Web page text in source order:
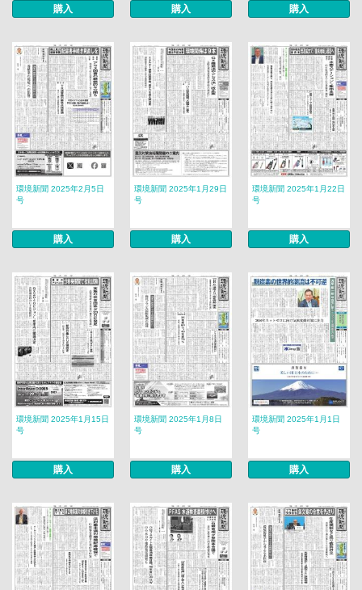
購入 購入 購入
環境新聞 2025年2月5日
号
購入
環境新聞 2025年1月29日
号
購入
環境新聞 2025年1月22日
号
購入
環境新聞 2025年1月15日
号
購入
環境新聞 2025年1月8日
号
購入
環境新聞 2025年1月1日
号
購入